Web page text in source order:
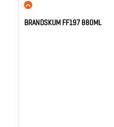
BRANDSKUM FF197 880ML